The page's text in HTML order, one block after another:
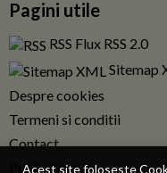
Acest site foloseste
Pagini utile
RSS Flux RSS 2.0
Sitemap
Despre cookies
Termeni si conditii
Contact
Publicitate